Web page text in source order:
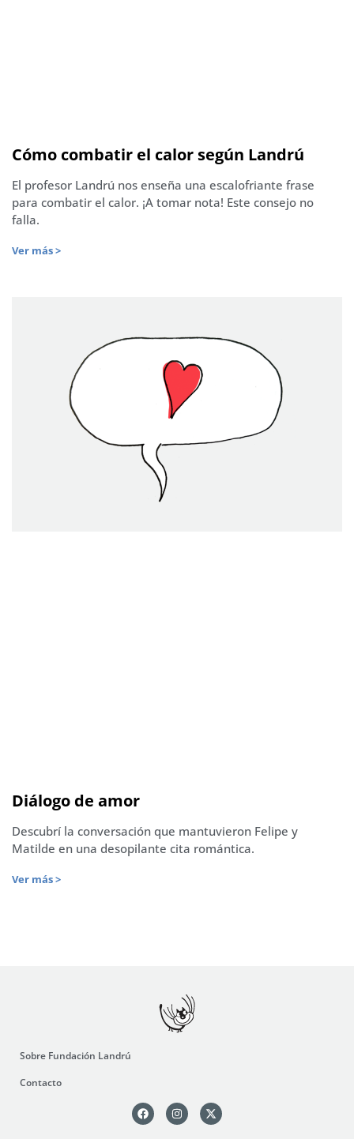
Cómo combatir el calor según Landrú
El profesor Landrú nos enseña una escalofriante frase
para combatir el calor. ¡A tomar nota! Este consejo no
falla.
Ver más >
Diálogo de amor
Descubrí la conversación que mantuvieron Felipe y
Matilde en una desopilante cita romántica.
Ver más >
Sobre Fundación Landrú
Contacto